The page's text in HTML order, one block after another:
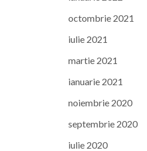
octombrie 2021
iulie 2021
martie 2021
ianuarie 2021
noiembrie 2020
septembrie 2020
iulie 2020